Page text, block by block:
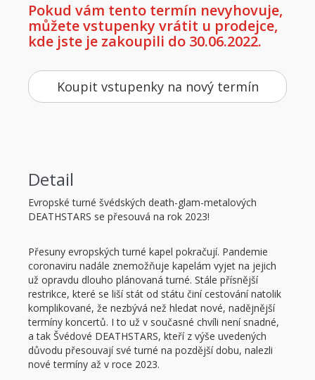
Pokud vám tento termín nevyhovuje,
můžete vstupenky vrátit u prodejce,
kde jste je zakoupili do 30.06.2022.
Koupit vstupenky na nový termín
Detail
Evropské turné švédských death-glam-metalových
DEATHSTARS se přesouvá na rok 2023!
Přesuny evropských turné kapel pokračují. Pandemie
coronaviru nadále znemožňuje kapelám vyjet na jejich
už opravdu dlouho plánovaná turné. Stále přísnější
restrikce, které se liší stát od státu činí cestování natolik
komplikované, že nezbývá než hledat nové, nadějnější
termíny koncertů. I to už v současné chvíli není snadné,
a tak Švédové DEATHSTARS, kteří z výše uvedených
důvodu přesouvají své turné na pozdější dobu, nalezli
nové termíny až v roce 2023.